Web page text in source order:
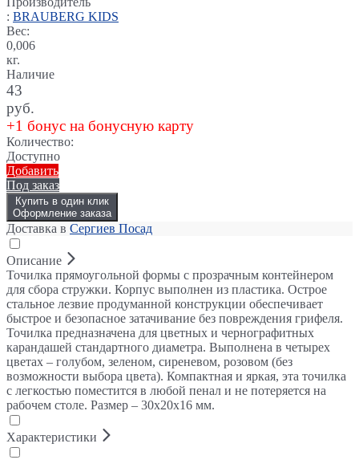
: BRAUBERG KIDS
Вес:
0,006
кг.
Наличие
43
руб.
+1 бонус на бонусную карту
Количество:
Доступно
Добавить
Под заказ
Купить в один клик
Оформление заказа
Доставка в Сергиев Посад
Описание
Точилка прямоугольной формы с прозрачным контейнером
для сбора стружки. Корпус выполнен из пластика. Острое
стальное лезвие продуманной конструкции обеспечивает
быстрое и безопасное затачивание без повреждения грифеля.
Точилка предназначена для цветных и чернографитных
карандашей стандартного диаметра. Выполнена в четырех
цветах – голубом, зеленом, сиреневом, розовом (без
возможности выбора цвета). Компактная и яркая, эта точилка
с легкостью поместится в любой пенал и не потеряется на
рабочем столе. Размер – 30х20х16 мм.
Характеристики